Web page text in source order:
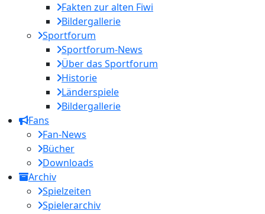
Fakten zur alten Fiwi
Bildergallerie
Sportforum
Sportforum-News
Über das Sportforum
Historie
Länderspiele
Bildergallerie
Fans
Fan-News
Bücher
Downloads
Archiv
Spielzeiten
Spielerarchiv